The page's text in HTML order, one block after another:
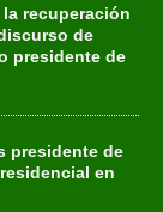
recuperación
de
presidente de
presidente de
en